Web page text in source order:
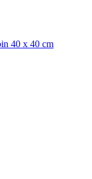
40 x 40 cm